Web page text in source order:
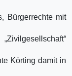
Bürgerrechte mit
Körting damit in